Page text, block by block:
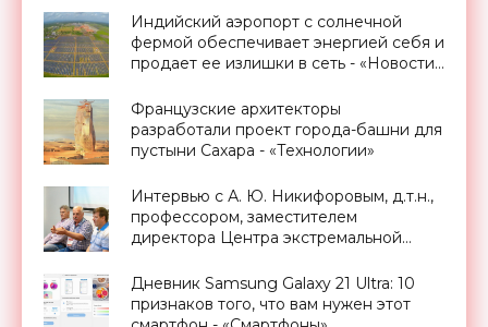
Индийский аэропорт с солнечной
фермой обеспечивает энергией себя и
продает ее излишки в сеть - «Новости
Французские архитекторы
разработали проект города-башни для
пустыни Сахара - «Технологии»
Интервью с А. Ю. Никифоровым, д.т.н.,
профессором, заместителем
директора Центра экстремальной
МИФИ - «Смартфоны»
Дневник Samsung Galaxy 21 Ultra: 10
признаков того, что вам нужен этот